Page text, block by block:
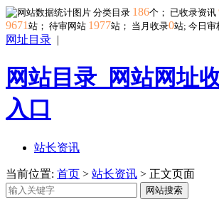
分类目录 186个； 已收录资讯
9671 站； 待审网站 1977站； 当月收录0站; 今日审
网址目录 |
网站目录_网站网址
入口
站长资讯
当前位置: 首页 > 站长资讯 > 正文页面
网站搜索